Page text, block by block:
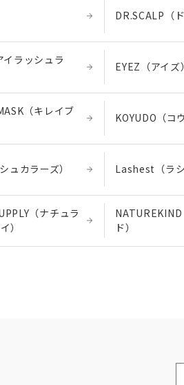
DR.SCALP（
イラッシュラ
EYEZ（アイズ）
（キレイブ
KOYUDO（コ
カラーズ） Lashest（ラシ
（ナチュラ
）
ド）